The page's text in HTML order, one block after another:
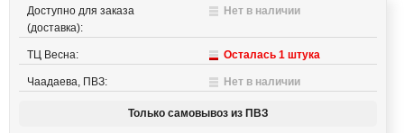
Доступно для заказа
(доставка):
Нет в наличии
ТЦ Весна: Осталась 1 штука
Чаадаева, ПВЗ: Нет в наличии
Только самовывоз из ПВЗ